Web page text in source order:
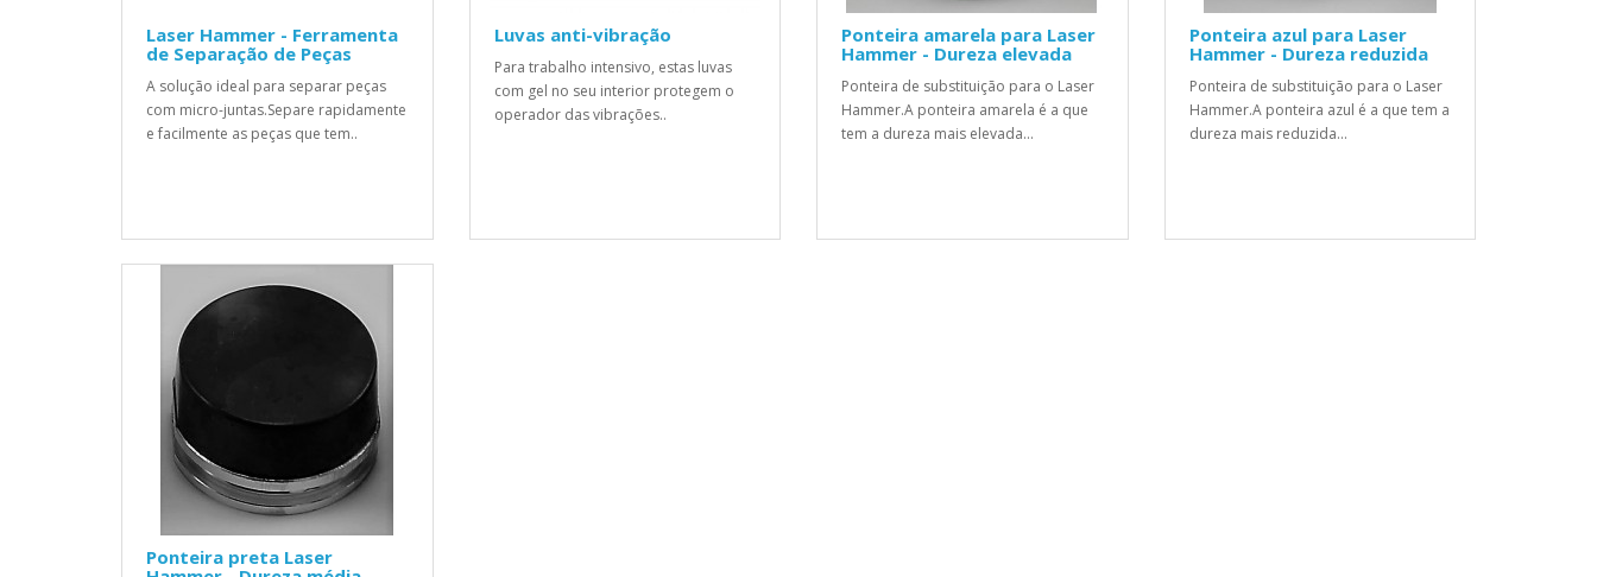
Laser Hammer - Ferramenta
de Separação de Peças
A solução ideal para separar peças
com micro-juntas.Separe rapidamente
e facilmente as peças que tem..
Luvas anti-vibração
Para trabalho intensivo, estas luvas
com gel no seu interior protegem o
operador das vibrações..
Ponteira amarela para Laser
Hammer - Dureza elevada
Ponteira de substituição para o Laser
Hammer.A ponteira amarela é a que
tem a dureza mais elevada...
Ponteira azul para Laser
Hammer - Dureza reduzida
Ponteira de substituição para o Laser
Hammer.A ponteira azul é a que tem a
dureza mais reduzida...
Ponteira preta Laser